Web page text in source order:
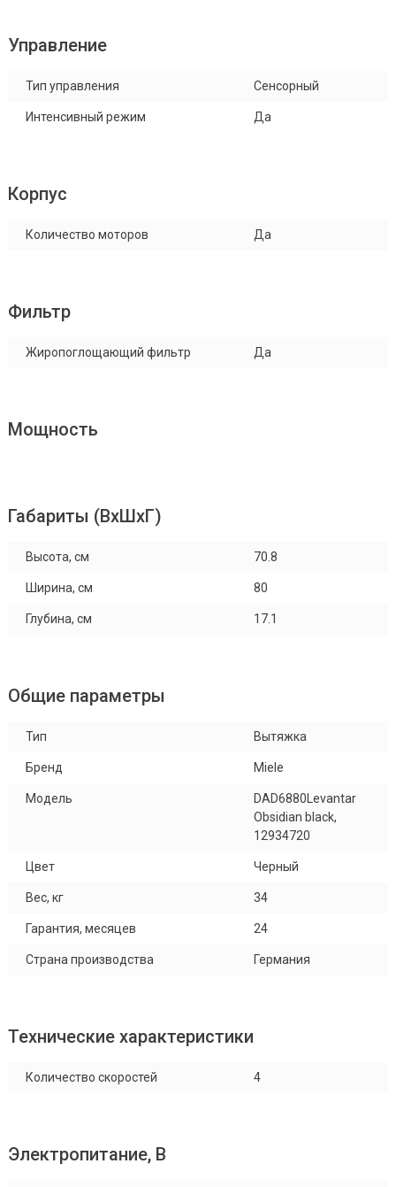
Управление
Тип управления Сенсорный
Интенсивный режим Да
Корпус
Количество моторов Да
Фильтр
Жиропоглощающий фильтр Да
Мощность
Габариты (ВхШхГ)
Высота, см 70.8
Ширина, см 80
Глубина, см 17.1
Общие параметры
Тип Вытяжка
Бренд Miele
Модель
DAD6880Levantar
Obsidian black,
12934720
Цвет Черный
Вес, кг 34
Гарантия, месяцев 24
Страна производства Германия
Технические характеристики
Количество скоростей 4
Электропитание, В